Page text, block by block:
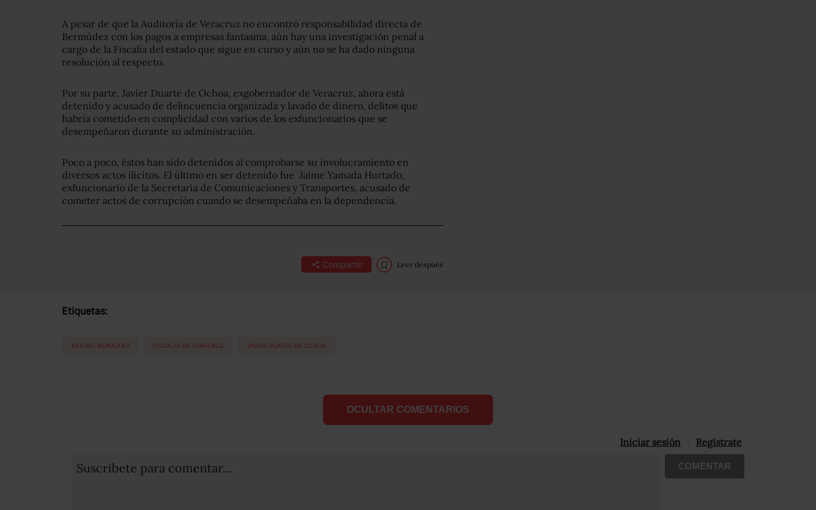
A pesar de que la Auditoría de Veracruz no encontró responsabilidad directa de
Bermúdez con los pagos a empresas fantasma, aún hay una investigación penal a
cargo de la Fiscalía del estado que sigue en curso y aún no se ha dado ninguna
resolución al respecto.
Por su parte, Javier Duarte de Ochoa, exgobernador de Veracruz, ahora está
detenido y acusado de delincuencia organizada y lavado de dinero, delitos que
habría cometido en complicidad con varios de los exfuncionarios que se
desempeñaron durante su administración.
Poco a poco, éstos han sido detenidos al comprobarse su involucramiento en
diversos actos ilícitos. El último en ser detenido fue Jaime Yamada Hurtado,
exfuncionario de la Secretaría de Comunicaciones y Transportes, acusado de
cometer actos de corrupción cuando se desempeñaba en la dependencia.
Compartir Leer después
Etiquetas:
ARTURO BERMÚDEZ FISCALÍA DE VERACRUZ JAVIER DUARTE DE OCHOA
OCULTAR COMENTARIOS
Iniciar sesión Registrate
Suscribete para comentar... COMENTAR